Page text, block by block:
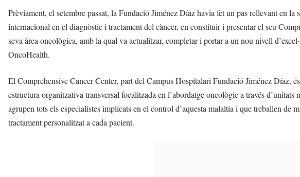
Prèviament, el setembre passat, la Fundació Jiménez Díaz havia fet un pas rellevant en la
internacional en el diagnòstic i tractament del càncer, en constituir i presentar el seu
seva àrea oncològica, amb la qual va actualitzar, completar i portar a un nou nivell
OncoHealth.
El Comprehensive Cancer Center, part del Campus Hospitalari Fundació Jiménez Díaz,
estructura organitzativa transversal focalitzada en l’abordatge oncològic a través
agrupen tots els especialistes implicats en el control d’aquesta malaltia i que treballen de
tractament personalitzat a cada pacient.